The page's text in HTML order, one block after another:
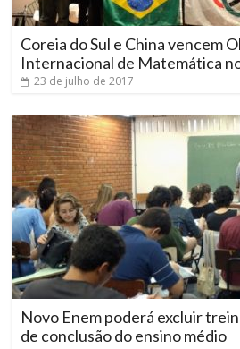
Coreia do Sul e China vencem
Internacional de Matemática
23 de julho de 2017
Novo Enem poderá excluir
de conclusão do ensino médio